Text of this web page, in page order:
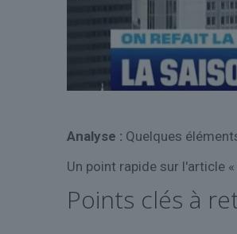
Analyse : Quelques
Un point rapide sur l'article
Points clés à